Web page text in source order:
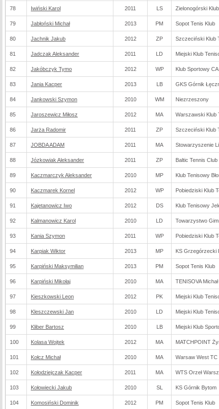
78 Iwiński Karol 2011 LS Zielonogórski
79 Jabłoński Michał 2013 PM Sopot Tenis Klub
80 Jachnik Jakub 2012 ZP Szczeciński Klub
81 Jadczak Aleksander 2011 LD Miejski Klub
82 Jakóbczyk Tymo 2012 WP Klub Sportowy
83 Jania Kacper 2013 LB GKS Górnik
84 Jankowski Szymon 2010 WM Niezrzeszony
85 Jaroszewicz Miłosz 2012 MA Warszawski Klub
86 Jarża Radomir 2011 ZP Szczeciński Klub
87 JOBDA ADAM 2011 MA Stowarzyszenie
88 Józkowiak Aleksander 2011 ZP Baltic Tennis Club
89 Kaczmarczyk Aleksander 2010 MP Klub Tenisowy
90 Kaczmarek Kornel 2012 WP Pobiedziski Klub
91 Kajetanowicz Iwo 2012 DS Klub Tenisowy
92 Kalmanowicz Karol 2010 LD Towarzystwo
93 Kania Szymon 2011 WP Pobiedziski Klub
94 Karpiak Wiktor 2013 MP KS Grzegórzecki
95 Karpiński Maksymilian 2013 PM Sopot Tenis Klub
96 Karpiński Mikołaj 2010 MA TENISOVA
97 Kieszkowski Leon 2012 PK Miejski Klub
98 Kleszczewski Jan 2010 LD Miejski Klub
99 Kliber Bartosz 2010 LB Miejski Klub
100 Kolasa Wojtek 2012 MA MATCHPOINT
101 Kołcz Michał 2010 MA Warsaw West TC
102 Kołodziejczak Kacper 2011 MA WTS Orzeł
103 Kołowiecki Jakub 2010 SL KS Górnik Bytom
104 Komosiński Dominik 2012 PM Sopot Tenis Klub